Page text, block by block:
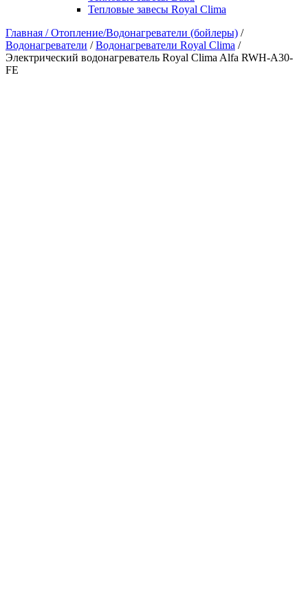
Тепловые завесы Royal Clima
Главная /Отопление/Водонагреватели (бойлеры) /
Водонагреватели /Водонагреватели Royal Clima /
Электрический водонагреватель Royal Clima Alfa RWH-A30-
FE